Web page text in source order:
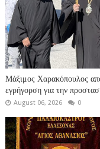
Μάξιμος Χαρακόπουλος
εγρήγορση για την
August 06, 2026 0